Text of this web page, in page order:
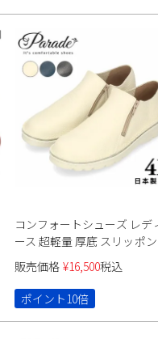
コンフォートシューズ レデ
ース 超軽量 厚底 スリッポ
ジュアルスニーカー 幅広 4E
靴 7301 Parade 履きやすい 痛
くない 軽い 伸びる 外反母趾
販売価格 ¥16,500税込
ポイント10倍